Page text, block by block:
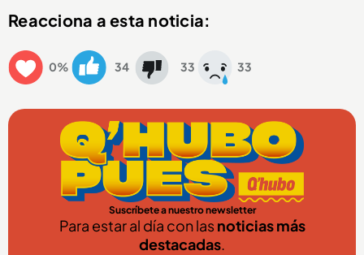
Reacciona a esta noticia:
0% 34 33 33
Suscríbete a nuestro newsletter
Para estar al día con lasnoticias más
destacadas.